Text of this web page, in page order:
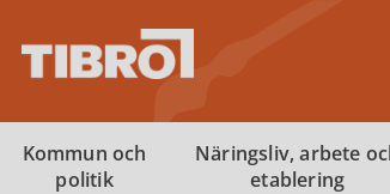
Kommun och
politik
Näringsliv, arbete
etablering